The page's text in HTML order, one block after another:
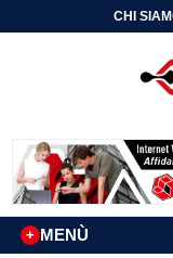
CHI
MENÙ
+